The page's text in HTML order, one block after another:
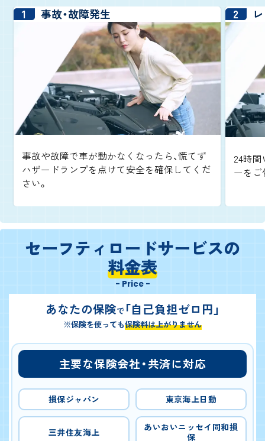
1 事故・故障発生
事故や故障で車が動かなくなったら、慌てず
ハザードランプを点けて安全を確保してくだ
さい。
2
24時間
ーをご
セーフティロードサービスの
料金表
- Price -
あなたの保険で「自己負担ゼロ円」
※保険を使っても保険料は上がりません
主要な保険会社・共済に対応
損保ジャパン 東京海上日動
三井住友海上
あいおいニッセイ同和損
保